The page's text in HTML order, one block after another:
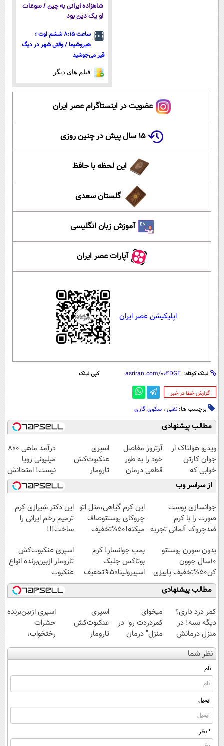
شاهزاده ایرانی به چین / سوغات
او یک دین بود
ساعت ۸:۱۵ ششم اوت ؛
هیروشیما / وقتی شهر در دیگ
قیر می‌جوشید
فیلم های دیگر
عضویت در اینستاگرام عصر ایران
۱۵ سال پیش در چنین روزی
این لحظه با حافظ
گلستان سعدی
آموزش زبان انگلیسی
آپارات عصر ایران
اپلیکیشن عصر ایران
لینک کوتاه: کپی لینک
‌گزارش خطا در خبر
برچسب ها: نفتی ، سکوی گازی
مطالب پیشنهادی
ویدیو هولناک از
جوان کارتن
خوابی که
میلیاردر شد.
آموزش رایگان
آرتروز مفاصل
خود را به طور
قطعی درمان
کنید!
◗پرسش‌نامه◖
اسپری
عنکبوت‌‌کش
تارومار
ازبین‌برنده انواع
عنکبوت
درآمد ماهی 800
میلیونی رویا
نیست! امتحانش
مجانیه😉
از سراسر وب
جوانسازی پوست
صورت را با کرم
ضدچروک آلمانی تجربه
این کرم گیاهی،مثل اتو
چروکای پوستتوصاف
میکنه!50%تخفیف
این دکتر شیرازی کرم
ترمیم زخم ایرانی را
ساخت!!!
بدون سوزن پوستتو
10سال جوون
کن50%تخفیف پاییزی
بمب جوانساز! کرم
بوتاکس جلبک
اسپیرولینا50%تخفیف
اسپری عنکبوت‌‌کش
تارومار ازبین‌برنده انواع
عنکبوت
مطالب پیشنهادی
کمر درد داری؟
دیگه بسه! در
منزل درمانش
کن
(◀پرسش‌نامه)
میخوای
کمردردت رو "در
منزل" درمان
کنی؟ (◂فیلم +
◂پرسش‌نامه)
اسپری
عنکبوت‌‌کش
تارومار
ازبین‌برنده انواع
عنکبوت
اسپری ازبین‌برنده
حشرات
رختخواب،
مناسب برای
مقابله با انواع
نظر شما
نام
ایمیل
* نظر